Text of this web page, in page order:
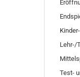
Lehr-/
Test-